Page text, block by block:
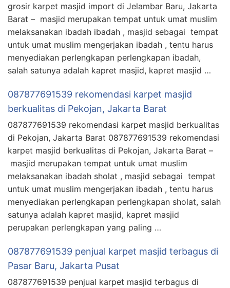
grosir karpet masjid import di Jelambar Baru, Jakarta
Barat – masjid merupakan tempat untuk umat muslim
melaksanakan ibadah ibadah , masjid sebagai tempat
untuk umat muslim mengerjakan ibadah , tentu harus
menyediakan perlengkapan perlengkapan ibadah,
salah satunya adalah kapret masjid, kapret masjid …
087877691539 rekomendasi karpet masjid
berkualitas di Pekojan, Jakarta Barat
087877691539 rekomendasi karpet masjid berkualitas
di Pekojan, Jakarta Barat 087877691539 rekomendasi
karpet masjid berkualitas di Pekojan, Jakarta Barat –
masjid merupakan tempat untuk umat muslim
melaksanakan ibadah sholat , masjid sebagai tempat
untuk umat muslim mengerjakan ibadah , tentu harus
menyediakan perlengkapan perlengkapan sholat, salah
satunya adalah kapret masjid, kapret masjid
perupakan perlengkapan yang paling …
087877691539 penjual karpet masjid terbagus di
Pasar Baru, Jakarta Pusat
087877691539 penjual karpet masjid terbagus di